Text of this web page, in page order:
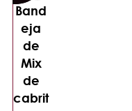
Band
eja
de
Mix
de
cabrit